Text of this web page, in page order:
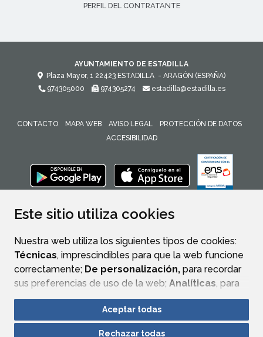
Este sitio utiliza cookies
Nuestra web utiliza los siguientes tipos de cookies:
Técnicas, imprescindibles para que la web funcione
correctamente; De personalización, para recordar
sus preferencias de uso de la web; Analíticas, para
mejorar el funcionamiento de la web y sus servicios.
Si acepta pulsando el botón“Aceptar todas”
Aceptar todas
Rechazar todas
PERFIL DEL CONTRATANTE
AYUNTAMIENTO DE ESTADILLA
Plaza Mayor, 1 22423 ESTADILLA - ARAGÓN (ESPAÑA)
974305000
974305274 estadilla@estadilla.es
CONTACTO MAPA WEB AVISO LEGAL
PROTECCIÓN DE DATOS
ACCESIBILIDAD